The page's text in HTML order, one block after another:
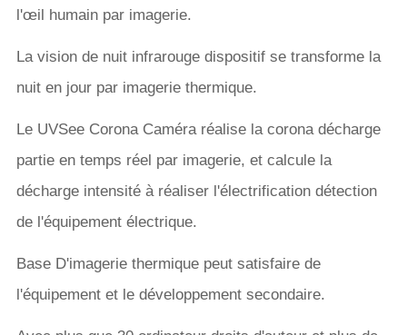
l'œil humain par imagerie.
La vision de nuit infrarouge dispositif se transforme la
nuit en jour par imagerie thermique.
Le UVSee Corona Caméra réalise la corona décharge
partie en temps réel par imagerie, et calcule la
décharge intensité à réaliser l'électrification détection
de l'équipement électrique.
Base D'imagerie thermique peut satisfaire de
l'équipement et le développement secondaire.